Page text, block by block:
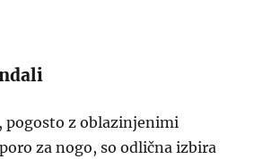
pogosto z oblazinjenimi
za nogo, so odlična izbira